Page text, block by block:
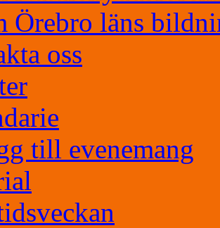
Örebro läns
oss
till evenemang